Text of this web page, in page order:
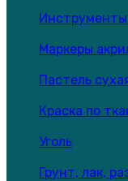
Инструменты
Маркеры
Пастель
Краска по
Уголь
Грунт, лак,